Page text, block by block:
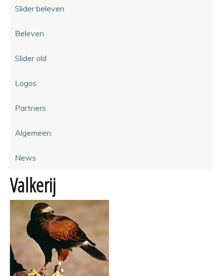
Slider beleven
Beleven
Slider old
Logos
Partners
Algemeen
News
Valkerij